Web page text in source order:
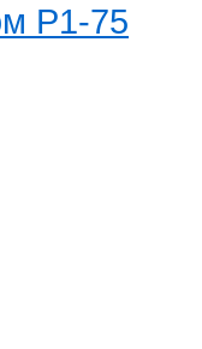
Р1-75